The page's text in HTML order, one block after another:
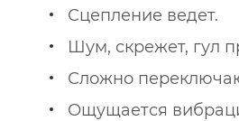
Сцепление ведет.
Шум, скрежет, гул
Сложно
Ощущается